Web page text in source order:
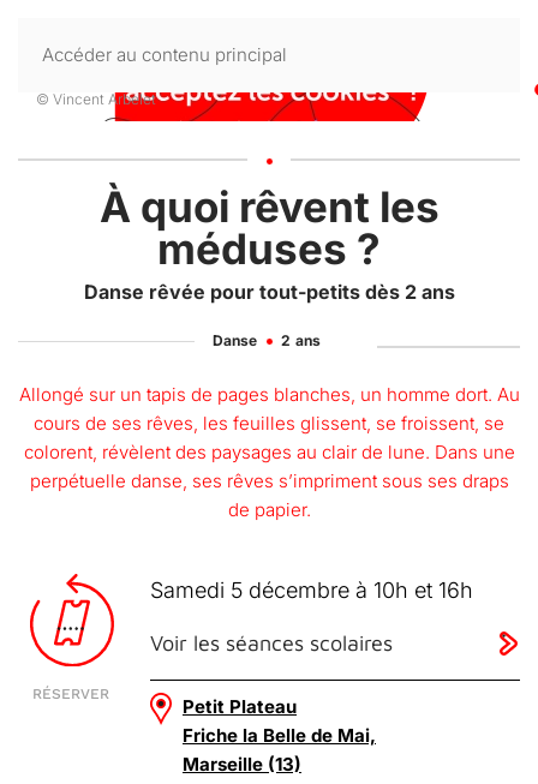
Accéder au contenu principal
© Vincent Arbelet-
À quoi rêvent les
méduses ?
Danse rêvée pour tout-petits dès 2 ans
Danse 2 ans
Allongé sur un tapis de pages blanches, un homme dort. Au
cours de ses rêves, les feuilles glissent, se froissent, se
colorent, révèlent des paysages au clair de lune. Dans une
perpétuelle danse, ses rêves s’impriment sous ses draps
de papier.
RÉSERVER
Samedi 5 décembre à 10h et 16h
Voir les séances scolaires
Petit Plateau
Friche la Belle de Mai,
Marseille (13)